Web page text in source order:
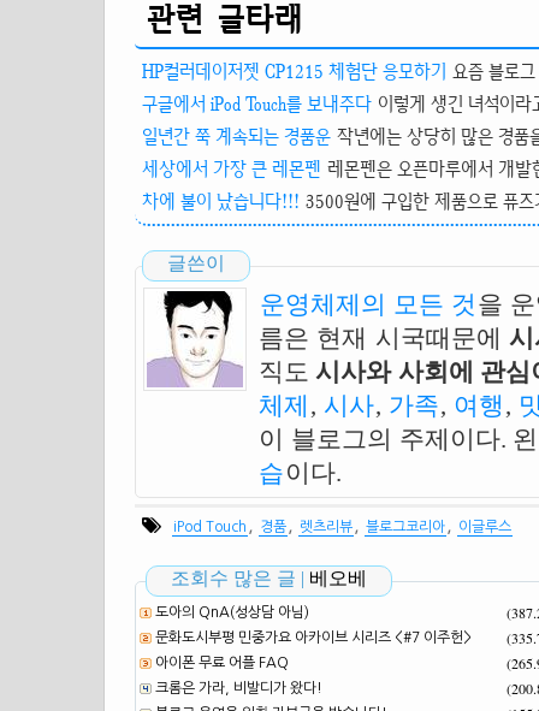
관련 글타래
HP컬러데이저젯 CP1215 체험단 응모하기 요즘 블로
구글에서 iPod Touch를 보내주다 이렇게 생긴 녀석이
일년간 쭉 계속되는 경품운 작년에는 상당히 많은 경품
세상에서 가장 큰 레몬펜 레몬펜은 오픈마루에서 개
차에 불이 났습니다!!! 3500원에 구입한 제품으로 퓨
글쓴이
운영체제의 모든 것 을
름은 현재 시국때문에
직도 시사와 사회에 관
체제 , 시사, 가족, 여행 ,
이 블로그의 주제이다.
습이다.
iPod Touch 경품 렛츠리뷰 블로그코리아 이글루스
조회수 많은 글 | 베오베
도아의 QnA(성상담 아님)
문화도시부평 민중가요 아카이브 시리즈 <#7 이주헌>
아이폰 무료 어플 FAQ
크롬은 가라, 비발디가 왔다!